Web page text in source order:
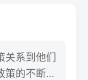
关系到他们
策的不断调